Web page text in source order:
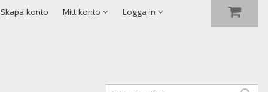
Skapa konto Mitt konto Logga in